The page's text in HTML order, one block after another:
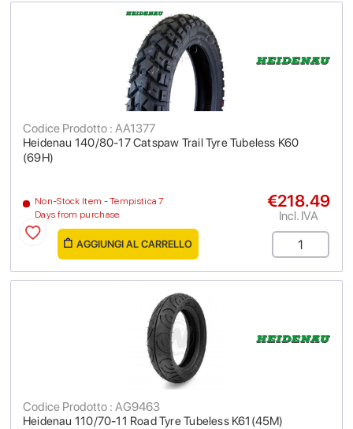
Heidenau 140/80-17 Catspaw Trail Tyre Tubeless K60
(69H)
Codice Prodotto : AA1377
Non-Stock Item - Tempistica 7
Days from purchase
€218.49
Incl. IVA
AGGIUNGI AL CARRELLO
Heidenau 110/70-11 Road Tyre Tubeless K61(45M)
Codice Prodotto : AG9463